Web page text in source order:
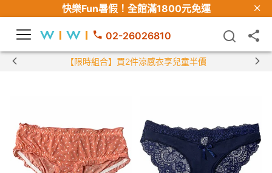
快樂Fun暑假！ 全館滿1800元免運
02-26026810
【限時組合】買2件涼感衣享兒童半價